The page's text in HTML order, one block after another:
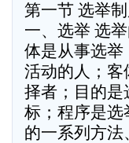
第一节 选举
一、选举 选
体是从事选举
活动的人；客
择者；目的是
标；程序是选
的一系列方